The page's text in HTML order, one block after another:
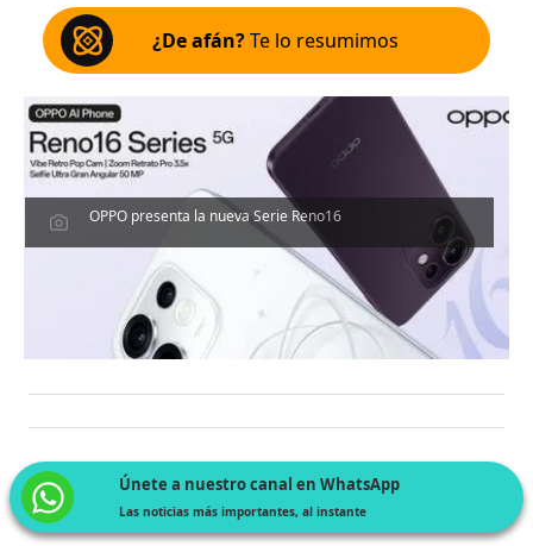
¿De afán?Te lo resumimos
OPPO presenta la nueva Serie Reno16
Únete a nuestro canal en WhatsApp
Las noticias más importantes, al instante